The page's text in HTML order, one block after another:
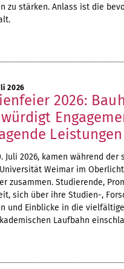
zu stärken. Anlass ist die
2026
2026:
Leistungen
Juli 2026, kamen während
Weimar im
zusammen. Studierende,
sich über ihre Studien-,
und Einblicke in die
Laufbahn